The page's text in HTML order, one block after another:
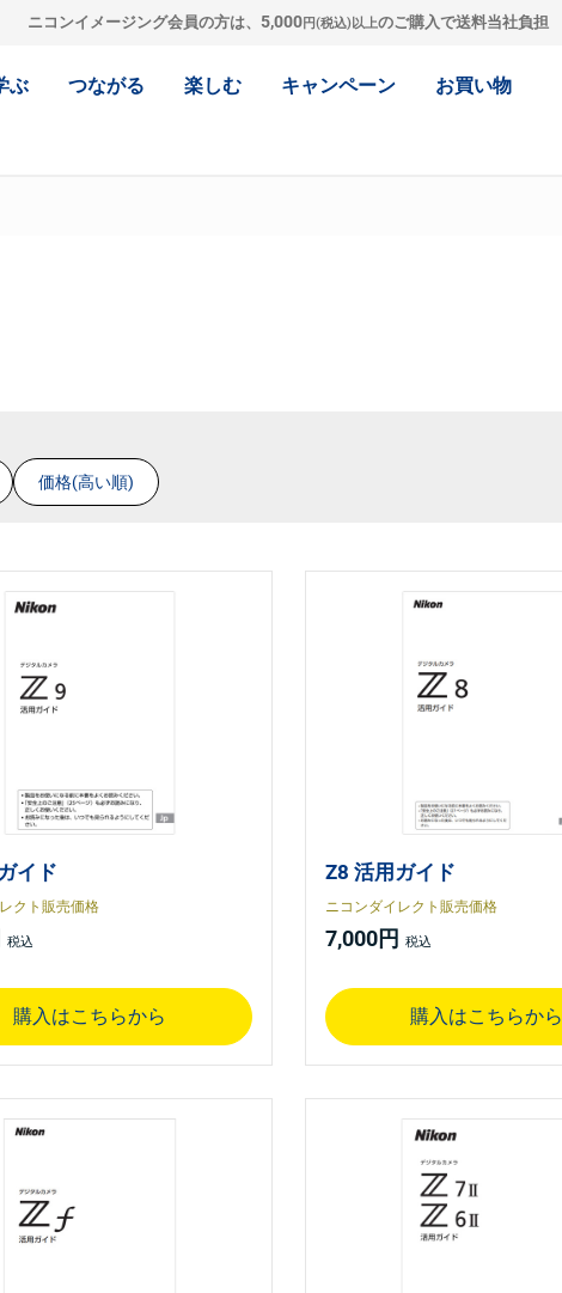
ニコンイメージング会員の方は、 5,000円(税込)以上のご購入で送料当社負担
ぶ つながる 楽しむ キャンペーン お買い物
価格(高い順)
イド
クト販売価格
購入はこちらから
Z8 活用ガイド
ニコンダイレクト販売価格
7,000円
購入はこちらから